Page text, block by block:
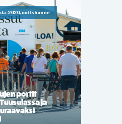
2020, uutishuone
portit
ja